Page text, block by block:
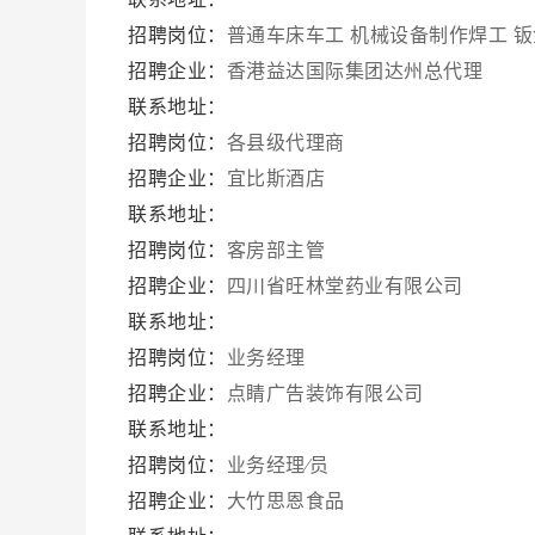
招聘岗位： 普通车床车工 机械设备制作焊工
招聘企业： 香港益达国际集团达州总代理
联系地址：
招聘岗位： 各县级代理商
招聘企业： 宜比斯酒店
联系地址：
招聘岗位： 客房部主管
招聘企业：
四川省旺林堂药业有限公司
联系地址：
招聘岗位： 业务经理
招聘企业：
点睛广告装饰有限公司
联系地址：
招聘岗位： 业务经理∕员
招聘企业： 大竹思恩食品